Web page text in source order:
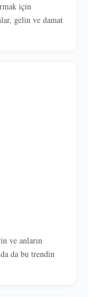
için
gelin ve damat
ve anların
da bu trendin